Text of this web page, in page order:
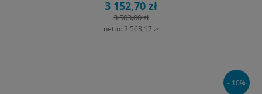
3 152,70 zł
3 503,00 zł
netto: 2 563,17 zł
- 10%